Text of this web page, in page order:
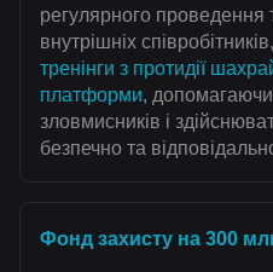
регулярного проведення
внутрішніх
тренінги з протидії
платформи,
зловмисників і
безпечно та
Фонд захисту на 300